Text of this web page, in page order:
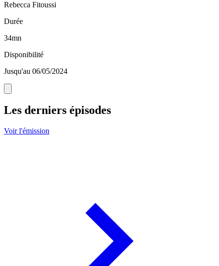
Rebecca Fitoussi
Durée
34mn
Disponibilité
Jusqu'au 06/05/2024
Les derniers épisodes
Voir l'émission